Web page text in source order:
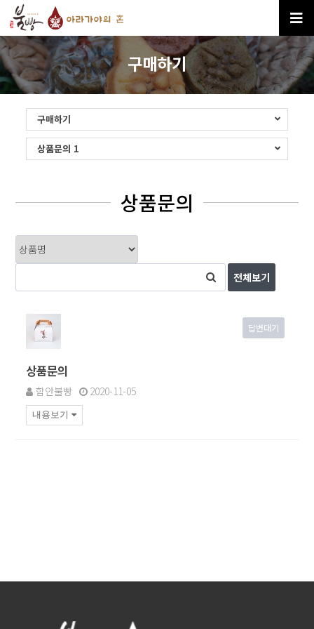
구매하기
구매하기
상품문의 1
상품문의
전체보기
상품문의
답변대기
함안불빵 2020-11-05
내용보기